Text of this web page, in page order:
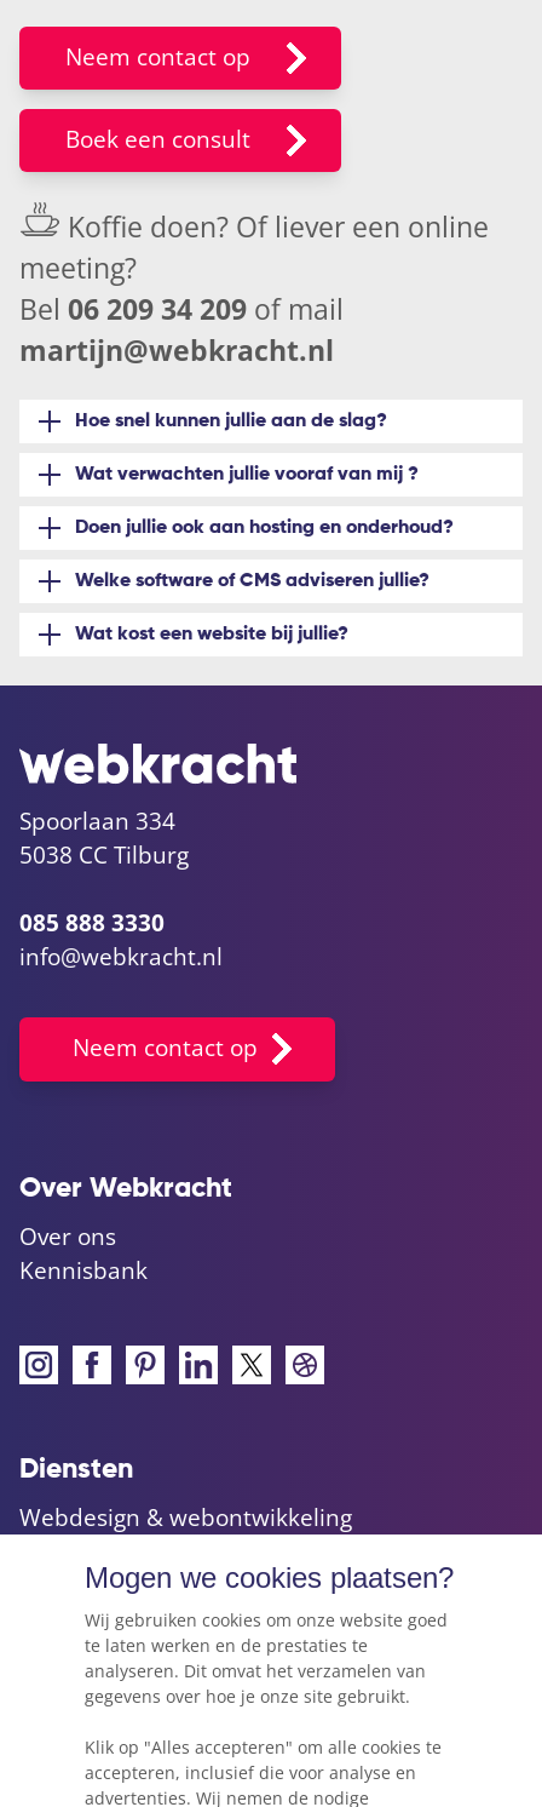
Neem contact op
Boek een consult
Koffie doen? Of liever een online
meeting?
Bel 06 209 34 209 of mail
martijn@webkracht.nl
Hoe snel kunnen jullie aan de slag?
Wat verwachten jullie vooraf van mij ?
Doen jullie ook aan hosting en onderhoud?
Welke software of CMS adviseren jullie?
Wat kost een website bij jullie?
Spoorlaan 334
5038 CC Tilburg
085 888 3330
info@webkracht.nl
Neem contact op
Over Webkracht
Over ons
Kennisbank
Diensten
Webdesign & webontwikkeling
Online marketing & advies
Hosting, e-mail & domeinnamen
Webkracht's blog
5 dingen die je moet weten voordat je een
website gaat beginnen
Mogen we cookies plaatsen?
Wij gebruiken cookies om onze website goed
te laten werken en de prestaties te
analyseren. Dit omvat het verzamelen van
gegevens over hoe je onze site gebruikt.
Klik op "Alles accepteren" om alle cookies te
accepteren, inclusief die voor analyse en
advertenties. Wij nemen de nodige